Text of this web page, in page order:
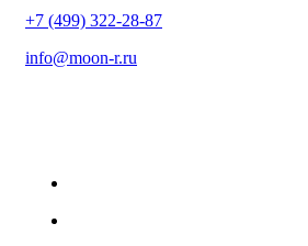
+7 (499) 322-28-87
info@moon-r.ru